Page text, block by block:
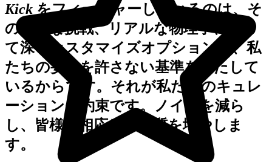
Kick をフィーチャーしているのは、そ
の爽快な挑戦、リアルな物理学、そし
て深いカスタマイズオプションが、私
たちの妥協を許さない基準を満たして
いるからです。それが私たちのキュレ
ーションの約束です。ノイズを減ら
し、皆様に相応しい品質を増やしま
す。